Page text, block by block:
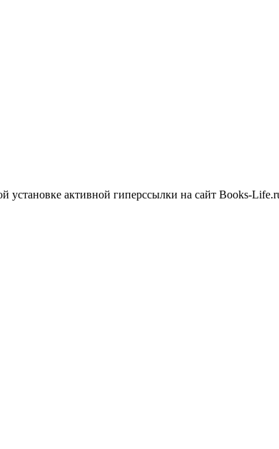
активной гиперссылки на сайт Books-